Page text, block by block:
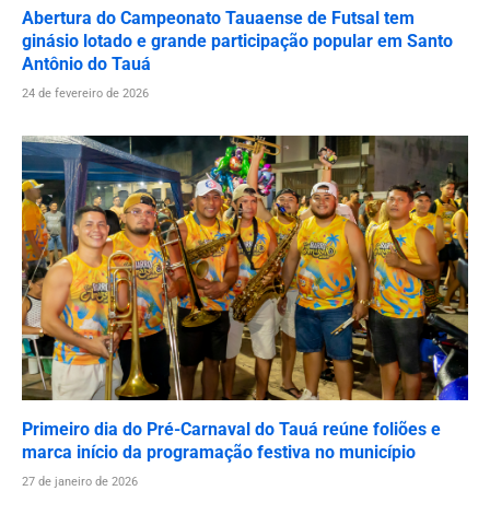
Abertura do Campeonato Tauaense de Futsal tem
ginásio lotado e grande participação popular em Santo
Antônio do Tauá
24 de fevereiro de 2026
Primeiro dia do Pré-Carnaval do Tauá reúne foliões e
marca início da programação festiva no município
27 de janeiro de 2026